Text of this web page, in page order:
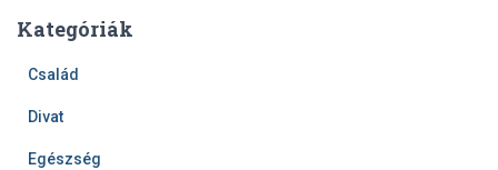
Kategóriák
Család
Divat
Egészség